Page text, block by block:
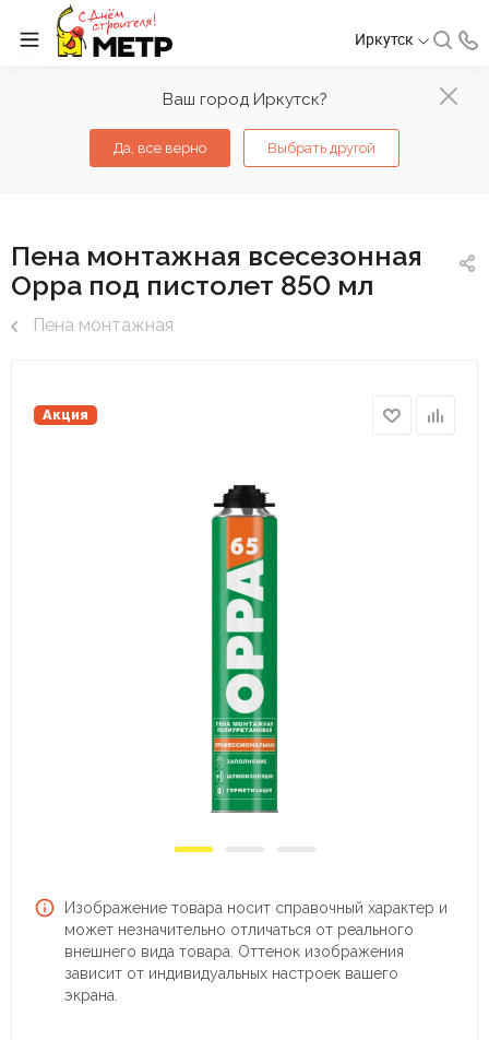
Ваш город Иркутск?
Да, все верно Выбрать другой
Иркутск
Пена монтажная всесезонная
Oppa под пистолет 850 мл
Пена монтажная
Акция
Изображение товара носит справочный характер и
может незначительно отличаться от реального
внешнего вида товара. Оттенок изображения
зависит от индивидуальных настроек вашего
экрана.